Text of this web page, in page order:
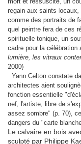
regain aux saints
comme des portraits de
quel peintre fera de ces
spirituelle tonique, un
cadre pour la
lumière, les vitraux
2000)
Yann Celton constate
architectes aient
fonction essentielle
nef, l'artiste, libre de
assez sombre" (p. 70),
dangers du "carte
Le calvaire en bois
sculpté par Philippe